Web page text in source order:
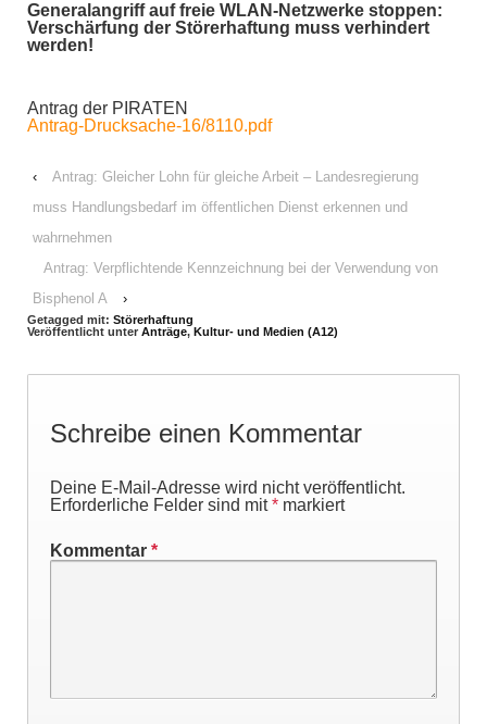
Generalangriff auf freie WLAN-Netzwerke stoppen:
Verschärfung der Störerhaftung muss verhindert
werden!
Antrag der PIRATEN
Antrag-Drucksache-16/8110.pdf
‹
Antrag: Gleicher Lohn für gleiche Arbeit – Landesregierung
muss Handlungsbedarf im öffentlichen Dienst erkennen und
wahrnehmen
Antrag: Verpflichtende Kennzeichnung bei der Verwendung von
Bisphenol A
›
Getagged mit: Störerhaftung
Veröffentlicht unter Anträge, Kultur- und Medien (A12)
Schreibe einen Kommentar
Deine E-Mail-Adresse wird nicht veröffentlicht.
Erforderliche Felder sind mit* markiert
Kommentar *